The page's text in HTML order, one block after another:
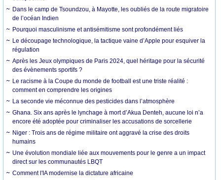
Dans le camp de Tsoundzou, à Mayotte, les oubliés de la route migratoire
de l’océan Indien
Pourquoi masculinisme et antisémitisme sont profondément liés
Le découpage technologique, la tactique vaine d’Apple pour esquiver la
régulation
Après les Jeux olympiques de Paris 2024, quel héritage pour la sécurité
des évènements sportifs ?
Le racisme à la Coupe du monde de football est une triste réalité :
comment en comprendre les origines
La seconde vie méconnue des pesticides dans l’atmosphère
Ghana. Six ans après le lynchage à mort d’Akua Denteh, aucune loi n’a
encore été adoptée pour criminaliser les accusations de sorcellerie
Niger : Trois ans de régime militaire ont aggravé la crise des droits
humains
Une évolution mondiale liée aux mouvements pour le genre a un impact
direct sur les communautés LBQT
Comment l'IA modernise la dictature africaine